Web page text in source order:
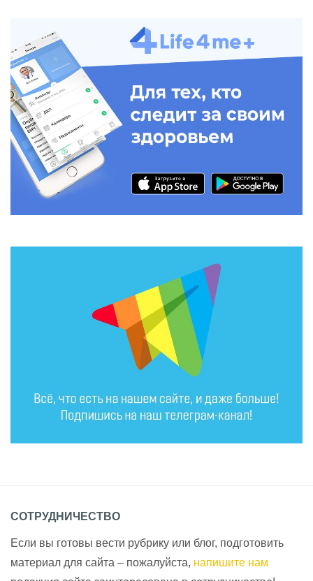
СОТРУДНИЧЕСТВО
Если вы готовы вести рубрику или блог, подготовить
материал для сайта – пожалуйста, напишите нам